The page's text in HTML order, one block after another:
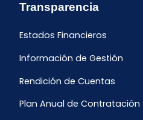
Transparencia
Estados Financieros
Información de Gestión
Rendición de Cuentas
Plan Anual de Contratación